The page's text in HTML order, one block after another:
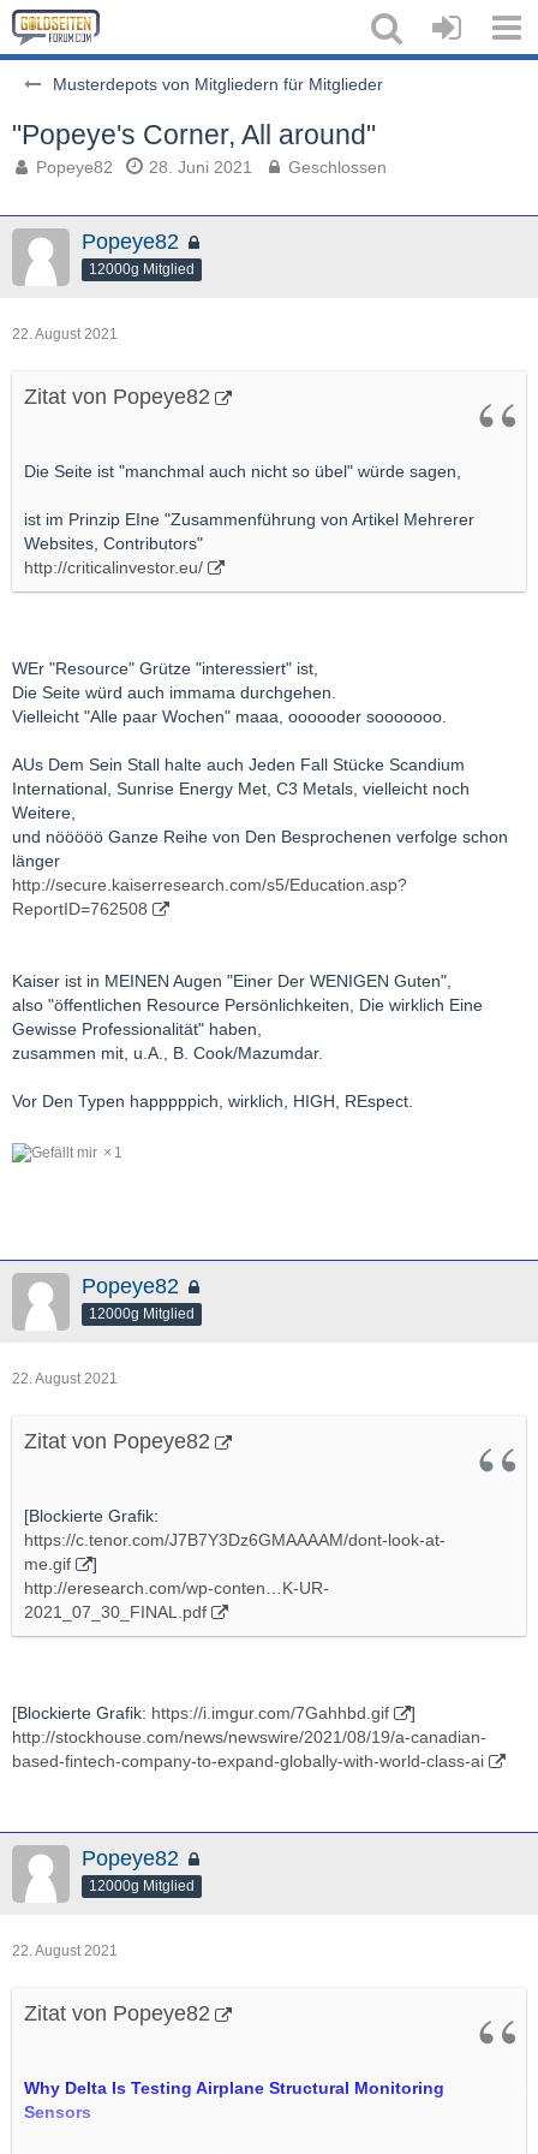
Musterdepots von Mitgliedern für Mitglieder
"Popeye's Corner, All around"
Popeye82 28. Juni 2021 Geschlossen
Popeye82
12000g Mitglied
22. August 2021
Zitat von Popeye82
Die Seite ist "manchmal auch nicht so übel" würde sagen,
ist im Prinzip EIne "Zusammenführung von Artikel Mehrerer
Websites, Contributors"
http://criticalinvestor.eu/
WEr "Resource" Grütze "interessiert" ist,
Die Seite würd auch immama durchgehen.
Vielleicht "Alle paar Wochen" maaa, oooooder sooooooo.
AUs Dem Sein Stall halte auch Jeden Fall Stücke Scandium
International, Sunrise Energy Met, C3 Metals, vielleicht noch
Weitere,
und nööööö Ganze Reihe von Den Besprochenen verfolge schon
länger
http://secure.kaiserresearch.com/s5/Education.asp?
ReportID=762508
Kaiser ist in MEINEN Augen "Einer Der WENIGEN Guten",
also "öffentlichen Resource Persönlichkeiten, Die wirklich Eine
Gewisse Professionalität" haben,
zusammen mit, u.A., B. Cook/Mazumdar.
Vor Den Typen happpppich, wirklich, HIGH, REspect.
1
Popeye82
12000g Mitglied
22. August 2021
Zitat von Popeye82
[Blockierte Grafik:
https://c.tenor.com/J7B7Y3Dz6GMAAAAM/dont-look-at-
me.gif
]
http://eresearch.com/wp-conten…K-UR-
2021_07_30_FINAL.pdf
[Blockierte Grafik: https://i.imgur.com/7Gahhbd.gif
]
http://stockhouse.com/news/newswire/2021/08/19/a-canadian-
based-fintech-company-to-expand-globally-with-world-class-ai
Popeye82
12000g Mitglied
22. August 2021
Zitat von Popeye82
Why Delta Is Testing Airplane Structural Monitoring
Sensors